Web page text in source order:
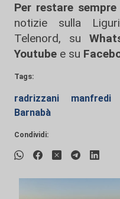
Per restare
notizie sulla
Telenord, su
Youtube e su
Tags:
radrizzani manfredi
Barnabà
Condividi: